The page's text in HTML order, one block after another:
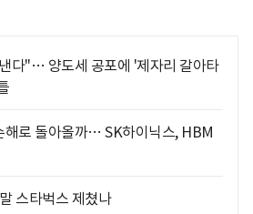
다"… 양도세 공포에 '제자리 갈아타
해로 돌아올까… SK하이닉스, HBM
스타벅스 제쳤나